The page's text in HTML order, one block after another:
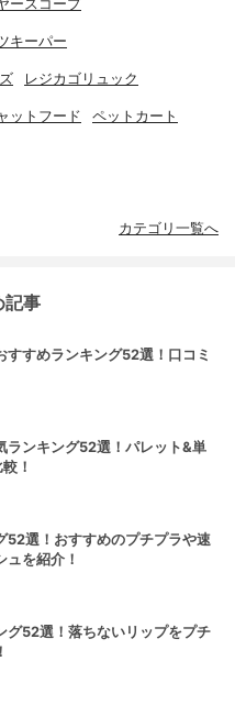
ースコープ
キーパー
レジカゴリュック
ットフード ペットカート
カテゴリ一覧へ
記事
すすめランキング52選！口コミ
ランキング52選！パレット&単
！
52選！おすすめのプチプラや速
を紹介！
グ52選！落ちないリップをプチ